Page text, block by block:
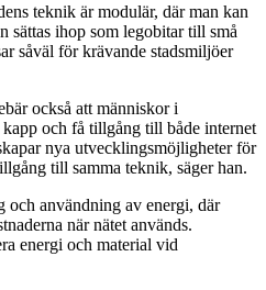
teknik är modulär, där man kan
sättas ihop som legobitar till små
såväl för krävande stadsmiljöer
också att människor i
och få tillgång till både internet
nya utvecklingsmöjligheter för
till samma teknik, säger han.
användning av energi, där
när nätet används.
energi och material vid